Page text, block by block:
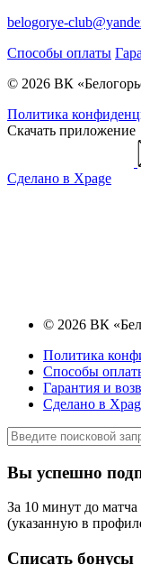
belogorye-
Способы оплаты
© 2026 ВК
Политика
Скачать приложение
Сделано в Xpage
© 2026 ВК
Политика
Способы
Гарантия и
Сделано в
Вы успешно
За 10 минут до
(указанную в
Списать бонусы